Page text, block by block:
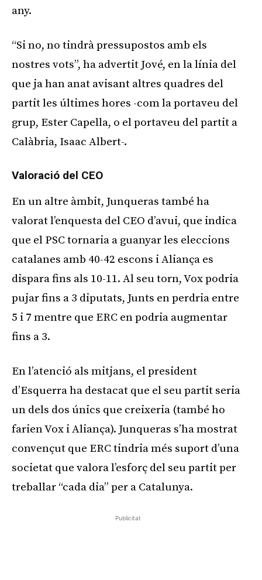
any.
“Si no, no tindrà pressupostos amb els
nostres vots”, ha advertit Jové, en la línia del
que ja han anat avisant altres quadres del
partit les últimes hores -com la portaveu del
grup, Ester Capella, o el portaveu del partit a
Calàbria, Isaac Albert-.
Valoració del CEO
En un altre àmbit, Junqueras també ha
valorat l’enquesta del CEO d’avui, que indica
que el PSC tornaria a guanyar les eleccions
catalanes amb 40-42 escons i Aliança es
dispara fins als 10-11. Al seu torn, Vox podria
pujar fins a 3 diputats, Junts en perdria entre
5 i 7 mentre que ERC en podria augmentar
fins a 3.
En l’atenció als mitjans, el president
d’Esquerra ha destacat que el seu partit seria
un dels dos únics que creixeria (també ho
farien Vox i Aliança). Junqueras s’ha mostrat
convençut que ERC tindria més suport d’una
societat que valora l’esforç del seu partit per
treballar “cada dia” per a Catalunya.
Publicitat